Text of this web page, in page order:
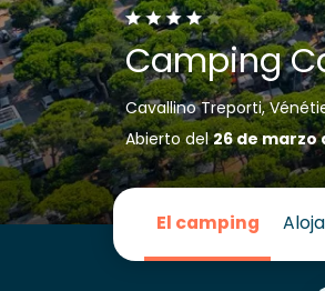
Camping
Cavallino Treporti,
Abierto del26 de marzo
El camping